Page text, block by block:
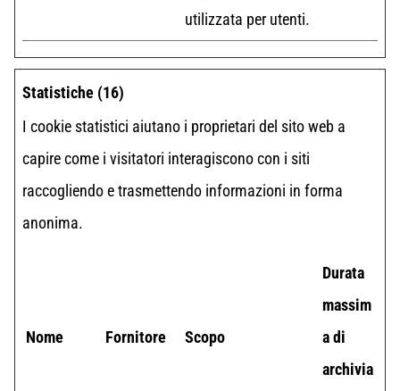
utilizzata per utenti.
Statistiche (16)
I cookie statistici aiutano i proprietari del sito web a
capire come i visitatori interagiscono con i siti
raccogliendo e trasmettendo informazioni in forma
anonima.
Nome Fornitore Scopo
Durata
massim
a di
archivia